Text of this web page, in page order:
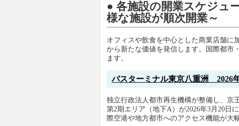
● 各施設の開業スケジュ
様な施設が順次開業～
オフィスや飲食を中心とした商業店舗に
から新たな価値を発信します。国際都市
ます。
バスターミナル東京八重洲 2026
独立行政法人都市再生機構が整備し、京
第2期エリア（地下A）が2026年3月20日
際空港や地方都市へのアクセス機能が大